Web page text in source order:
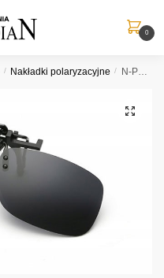
0
/ Nakładki polaryzacyjne / N-POLARYZACJA-BLACK